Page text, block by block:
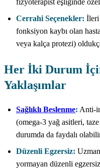
Cerrahi Seçenekler: İleri
fonksiyon kaybı olan
veya kalça protezi)
Her İki Durum
Yaklaşımlar
Sağlıklı Beslenme: Anti-
(omega-3 yağ asitleri,
durumda da faydalı
Düzenli Egzersiz:
yormayan düzenli